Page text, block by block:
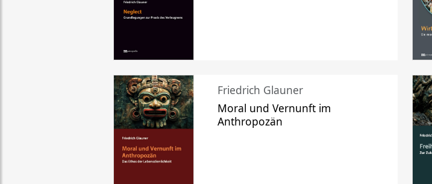
Friedrich Glauner
Moral und Vernunft im
Anthropozän